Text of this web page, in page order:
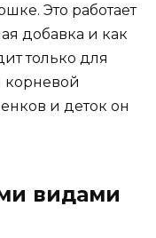
Это работает
добавка и как
только для
корневой
и деток он
видами